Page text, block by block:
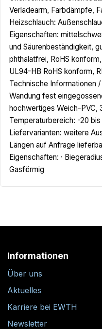
Verladearm, Farbdämpfe,
Heizschlauch:
Eigenschaften:
und Säurenbeständigkeit,
phthalatfrei, RoHS
UL94-HB RoHS konform,
Technische Informationen /
Wandung fest
hochwertiges Weich-PVC,
Temperaturbereich: -20
Liefervarianten: weitere
Längen auf Anfrage
Eigenschaften: ·
Gasförmig
Informationen
Über uns
Aktuelles
Karriere bei EWTH
Newsletter